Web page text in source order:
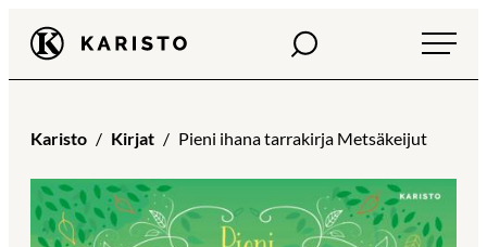
Siirry
suoraan
sisältöön
Karisto Haku
Karisto Kirjat Pieni ihana tarrakirja Metsäkeijut